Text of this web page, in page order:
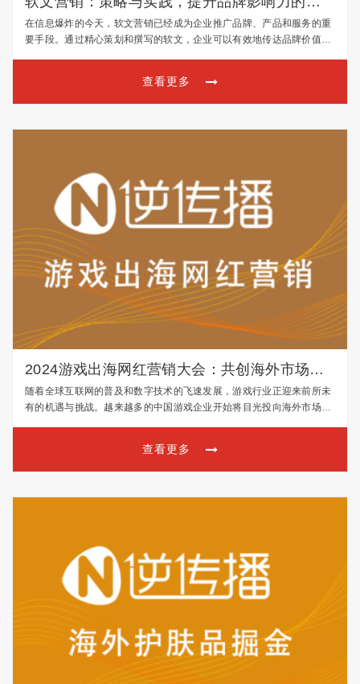
键技巧
在信息爆炸的今天，软文营销已经成为企业推广品牌、产品和服务的重
要手段。通过精心策划和撰写的软文，企业可以有效地传达品牌价值，
查看更多
2024游戏出海网红营销大会：共创海外市场新
篇章，邀您同行
随着全球互联网的普及和数字技术的飞速发展，游戏行业正迎来前所未
有的机遇与挑战。越来越多的中国游戏企业开始将目光投向海外市场，
查看更多